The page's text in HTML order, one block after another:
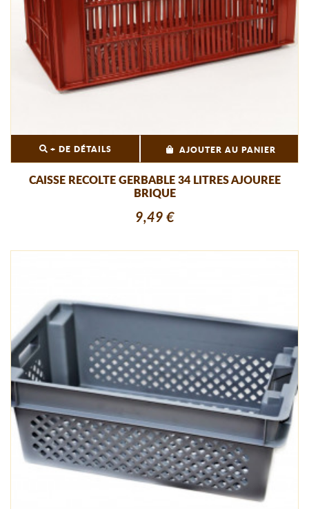
+ DE DÉTAILS AJOUTER AU PANIER
CAISSE RECOLTE GERBABLE 34 LITRES AJOUREE
BRIQUE
9,49 €